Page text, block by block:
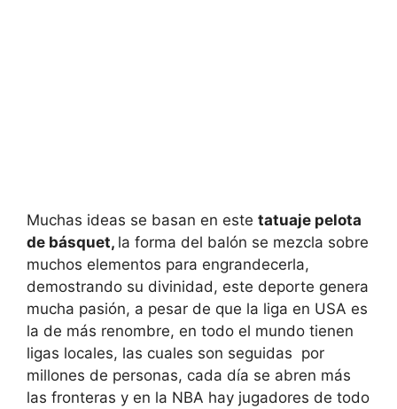
Muchas ideas se basan en este tatuaje pelota
de básquet, la forma del balón se mezcla sobre
muchos elementos para engrandecerla,
demostrando su divinidad, este deporte genera
mucha pasión, a pesar de que la liga en USA es
la de más renombre, en todo el mundo tienen
ligas locales, las cuales son seguidas por
millones de personas, cada día se abren más
las fronteras y en la NBA hay jugadores de todo